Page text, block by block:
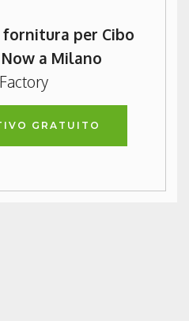
per Cibo
a Milano
GRATUITO